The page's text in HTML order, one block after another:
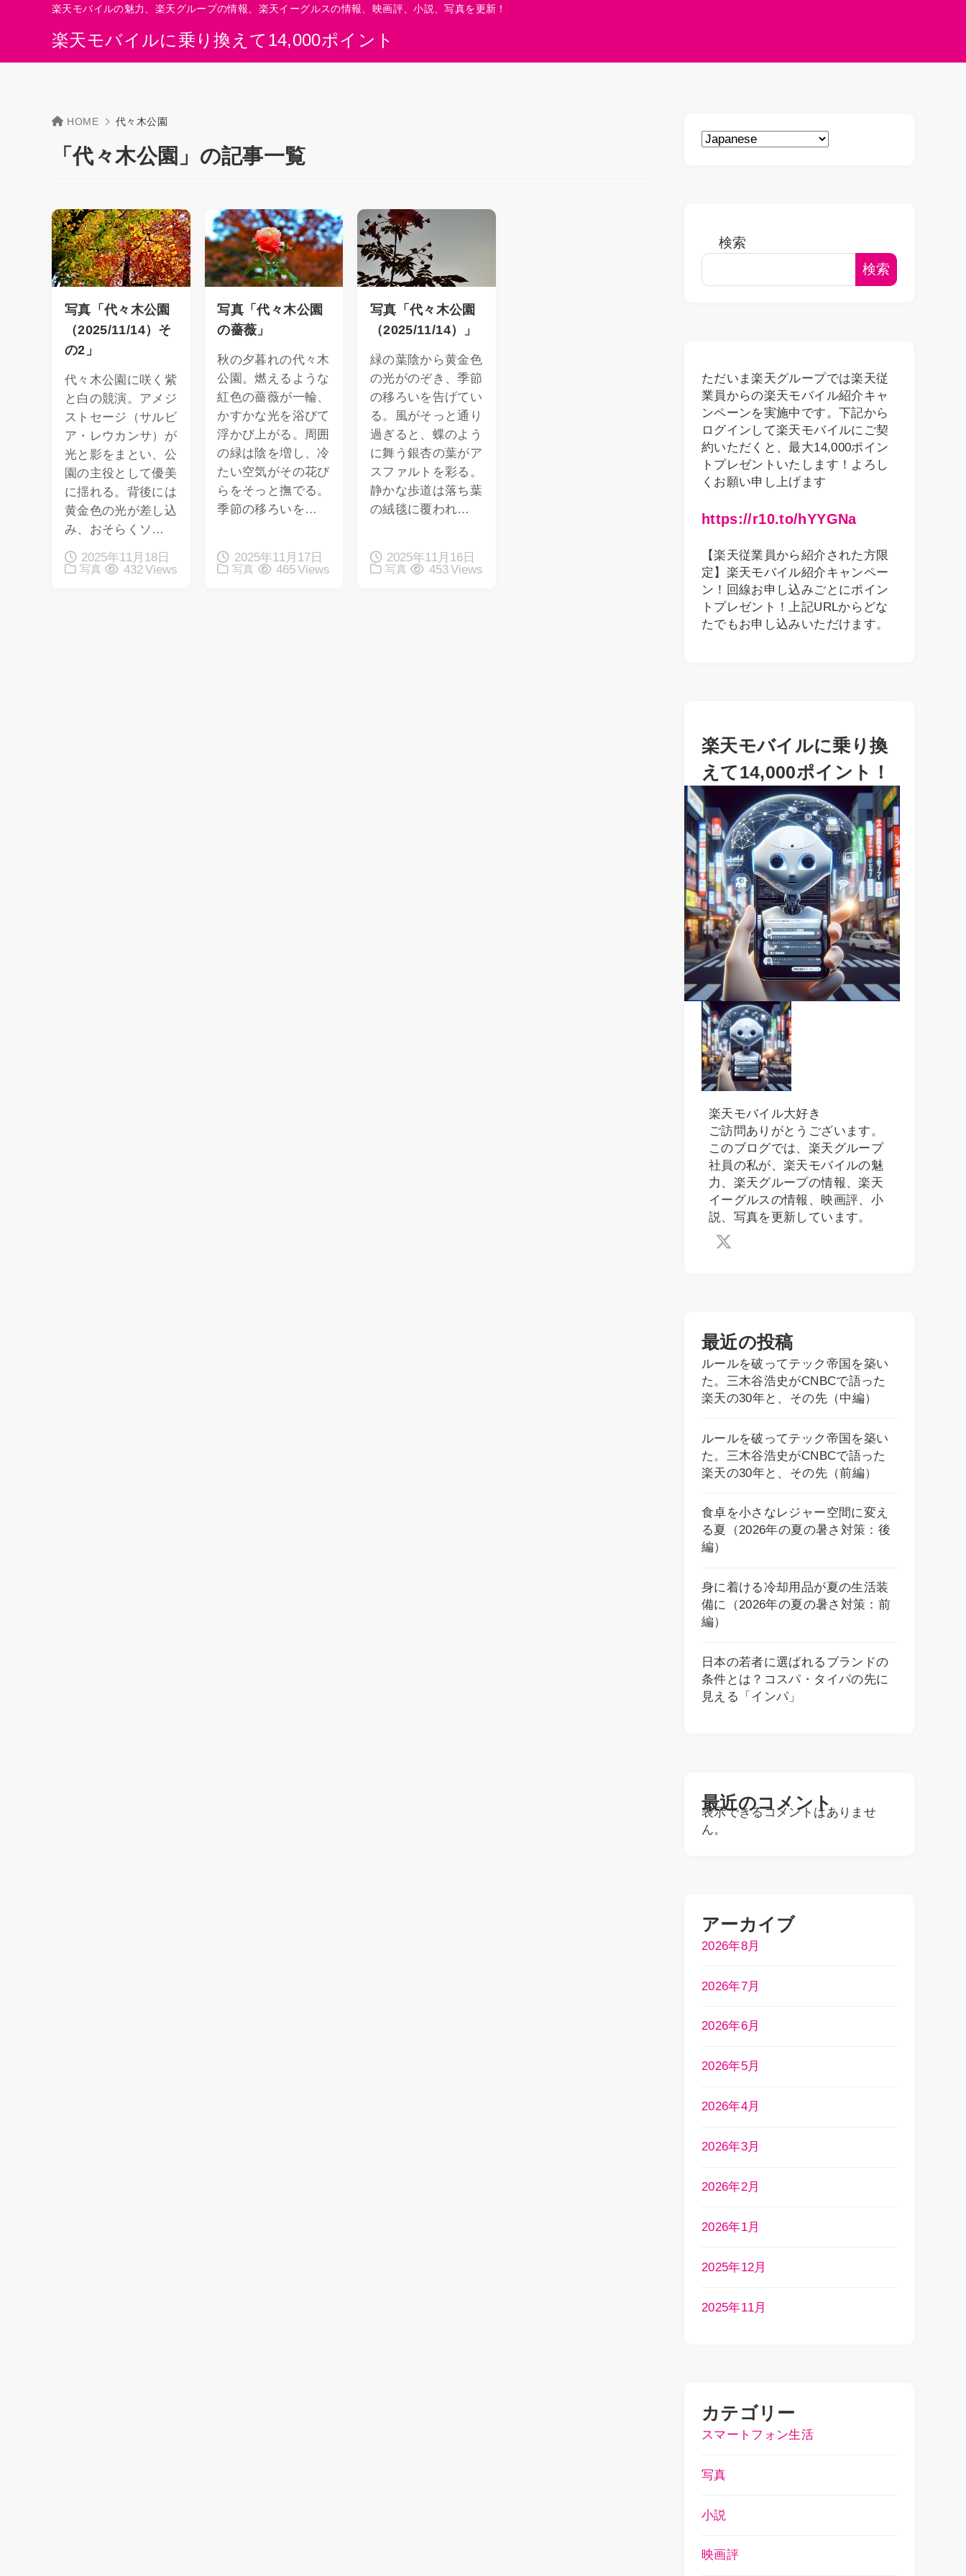
楽天モバイルに乗り換えて14,000ポイント
楽天モバイルの魅力、楽天グループの情報、楽天イーグルスの情報、映画評、小説、写真を更新！
HOME 代々木公園
「代々木公園」の記事一覧
写真「代々木公園
（2025/11/14）そ
の2」
代々木公園に咲く紫
と白の競演。アメジ
ストセージ（サルビ
ア・レウカンサ）が
光と影をまとい、公
園の主役として優美
に揺れる。背後には
黄金色の光が差し込
み、おそらくソ…
2025年11月18日
写真 432 Views
写真「代々木公園
の薔薇」
秋の夕暮れの代々木
公園。燃えるような
紅色の薔薇が一輪、
かすかな光を浴びて
浮かび上がる。周囲
の緑は陰を増し、冷
たい空気がその花び
らをそっと撫でる。
季節の移ろいを…
2025年11月17日
写真 465 Views
写真「代々木公園
（2025/11/14）」
緑の葉陰から黄金色
の光がのぞき、季節
の移ろいを告げてい
る。風がそっと通り
過ぎると、蝶のよう
に舞う銀杏の葉がア
スファルトを彩る。
静かな歩道は落ち葉
の絨毯に覆われ…
2025年11月16日
写真 453 Views
検索
検索
ただいま楽天グループでは楽天従
業員からの楽天モバイル紹介キャ
ンペーンを実施中です。下記から
ログインして楽天モバイルにご契
約いただくと、最大14,000ポイン
トプレゼントいたします！よろし
くお願い申し上げます
https://r10.to/hYYGNa
【楽天従業員から紹介された方限
定】楽天モバイル紹介キャンペー
ン！回線お申し込みごとにポイン
トプレゼント！上記URLからどな
たでもお申し込みいただけます。
楽天モバイルに乗り換
えて14,000ポイント！
楽天モバイル大好き
ご訪問ありがとうございます。
このブログでは、楽天グループ
社員の私が、楽天モバイルの魅
力、楽天グループの情報、楽天
イーグルスの情報、映画評、小
説、写真を更新しています。
最近の投稿
ルールを破ってテック帝国を築い
た。三木谷浩史がCNBCで語った
楽天の30年と、その先（中編）
ルールを破ってテック帝国を築い
た。三木谷浩史がCNBCで語った
楽天の30年と、その先（前編）
食卓を小さなレジャー空間に変え
る夏（2026年の夏の暑さ対策：後
編）
身に着ける冷却用品が夏の生活装
備に（2026年の夏の暑さ対策：前
編）
日本の若者に選ばれるブランドの
条件とは？コスパ・タイパの先に
見える「インパ」
最近のコメント
表示できるコメントはありませ
ん。
アーカイブ
2026年8月
2026年7月
2026年6月
2026年5月
2026年4月
2026年3月
2026年2月
2026年1月
2025年12月
2025年11月
カテゴリー
スマートフォン生活
写真
小説
映画評